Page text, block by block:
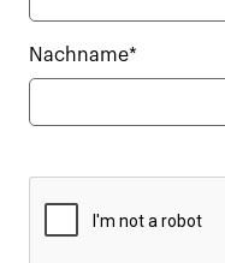
Nachname*